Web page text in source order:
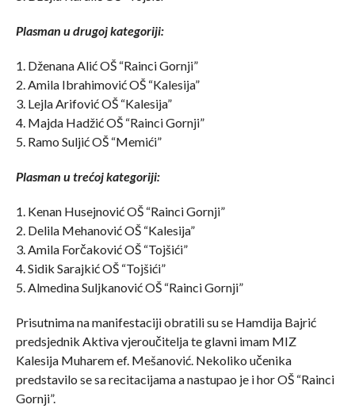
Plasman u drugoj kategoriji:
1. Dženana Alić OŠ “Rainci Gornji”
2. Amila Ibrahimović OŠ “Kalesija”
3. Lejla Arifović OŠ “Kalesija”
4. Majda Hadžić OŠ “Rainci Gornji”
5. Ramo Suljić OŠ “Memići”
Plasman u trećoj kategoriji:
1. Kenan Husejnović OŠ “Rainci Gornji”
2. Delila Mehanović OŠ “Kalesija”
3. Amila Forčaković OŠ “Tojšići”
4. Sidik Sarajkić OŠ “Tojšići”
5. Almedina Suljkanović OŠ “Rainci Gornji”
Prisutnima na manifestaciji obratili su se Hamdija Bajrić
predsjednik Aktiva vjeroučitelja te glavni imam MIZ
Kalesija Muharem ef. Mešanović. Nekoliko učenika
predstavilo se sa recitacijama a nastupao je i hor OŠ “Rainci
Gornji”.